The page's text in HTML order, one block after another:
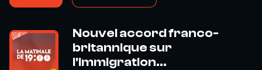
Nouvel accord franco-
britannique sur
l'immigration...